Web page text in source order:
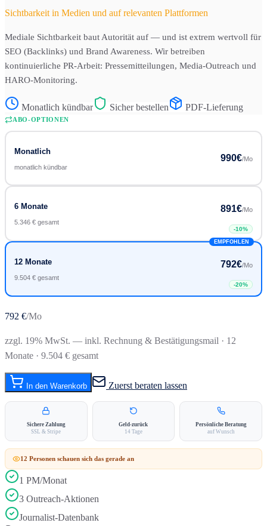
Sichtbarkeit in Medien und auf relevanten Plattformen
Mediale Sichtbarkeit baut Autorität auf — und ist extrem wertvoll für
SEO (Backlinks) und Brand Awareness. Wir betreiben
kontinuierliche PR-Arbeit: Pressemitteilungen, Media-Outreach und
HARO-Monitoring.
Monatlich kündbar Sicher bestellen PDF-Lieferung
ABO-OPTIONEN
Monatlich
monatlich kündbar
990€/Mo
6 Monate
5.346 € gesamt
891€/Mo
-10%
EMPFOHLEN
12 Monate
9.504 € gesamt
792€/Mo
-20%
792 €/Mo
zzgl. 19% MwSt. — inkl. Rechnung & Bestätigungsmail · 12
Monate · 9.504 € gesamt
In den Warenkorb Zuerst beraten lassen
Sichere Zahlung
SSL & Stripe
Geld-zurück
14 Tage
Persönliche Beratung
auf Wunsch
12 Personen schauen sich das gerade an
1 PM/Monat
3 Outreach-Aktionen
Journalist-Datenbank